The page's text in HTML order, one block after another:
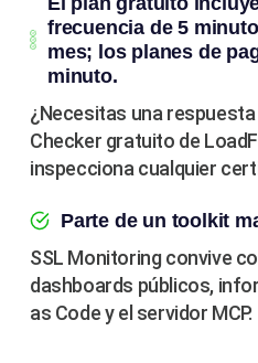
frecuencia de 5
mes; los planes de
minuto.
¿Necesitas una
Checker gratuito de
inspecciona cualquier
Parte de un toolkit
SSL Monitoring convive
dashboards públicos,
as Code y el servidor MCP.